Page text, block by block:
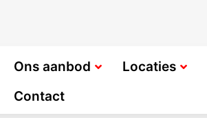
Ons aanbod Locaties
Contact